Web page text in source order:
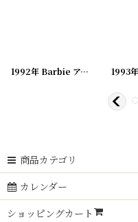
[20240311-03
08] 1992年 Barbie アメコミ ビンテージコミック
商品カテゴリ
カレンダー
ショッピングカート